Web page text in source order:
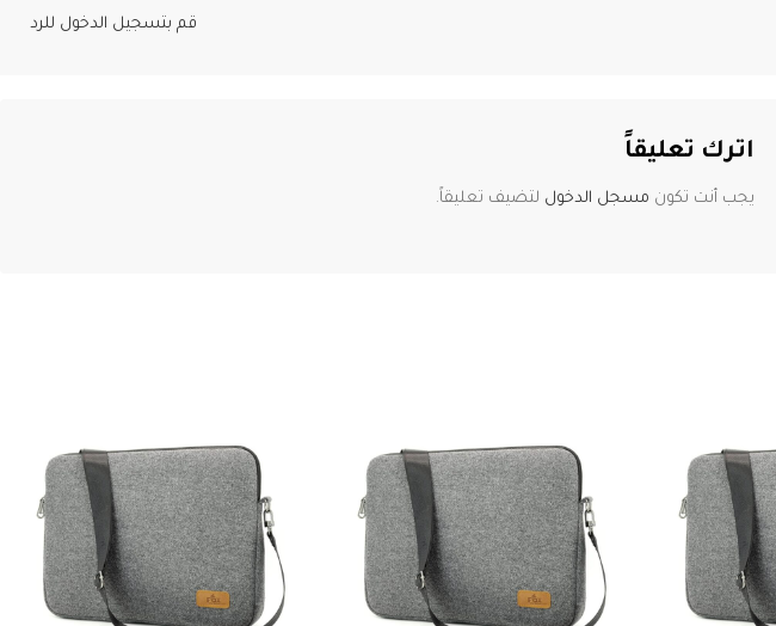
قم بتسجيل الدخول للرد
اترك تعليقاً
يجب أنت تكون مسجل الدخول لتضيف تعليقاً.